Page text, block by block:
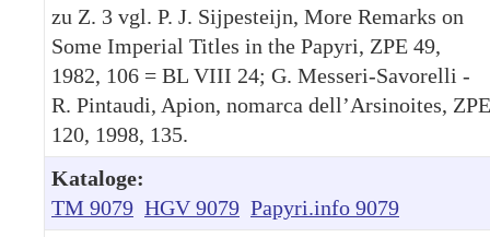
zu Z. 3 vgl. P. J. Sijpesteijn, More Remarks on
Some Imperial Titles in the Papyri, ZPE 49,
1982, 106 = BL VIII 24; G. Messeri-Savorelli -
R. Pintaudi, Apion, nomarca dell’Arsinoites, ZPE
120, 1998, 135.
Kataloge:
TM 9079 HGV 9079 Papyri.info 9079